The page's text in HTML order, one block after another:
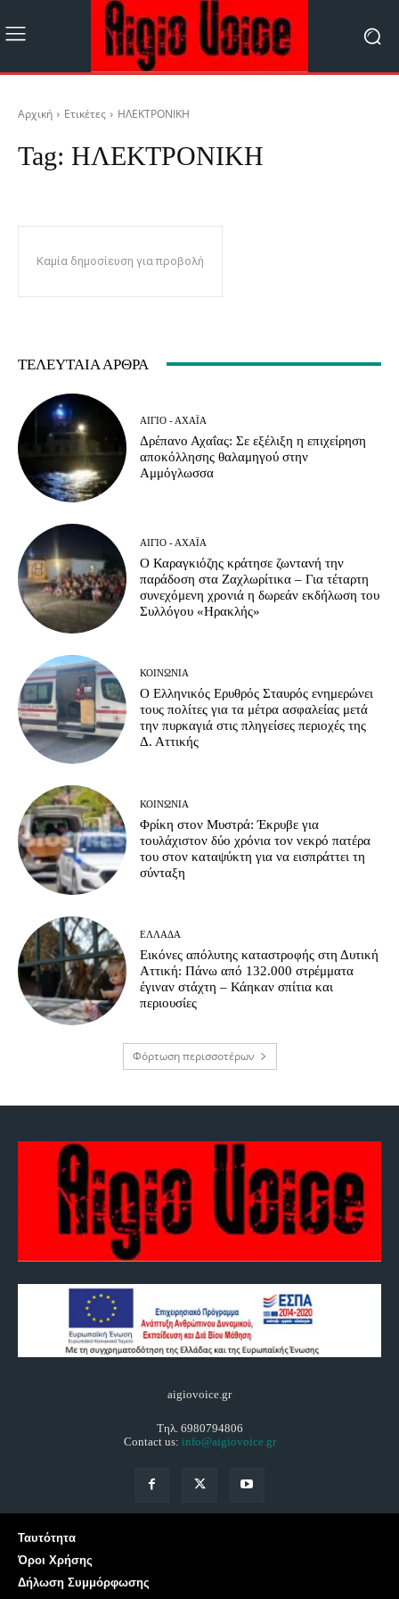
Αρχική Ετικέτες ΗΛΕΚΤΡΟΝΙΚΗ
Tag: ΗΛΕΚΤΡΟΝΙΚΗ
Καμία δημοσίευση για προβολή
ΤΕΛΕΥΤΑΊΑ ΆΡΘΡΑ
ΑΊΓΙΟ - ΑΧΑΪ́Α
Δρέπανο Αχαΐας: Σε εξέλιξη η επιχείρηση
αποκόλλησης θαλαμηγού στην
Αμμόγλωσσα
ΑΊΓΙΟ - ΑΧΑΪ́Α
Ο Καραγκιόζης κράτησε ζωντανή την
παράδοση στα Ζαχλωρίτικα – Για τέταρτη
συνεχόμενη χρονιά η δωρεάν εκδήλωση του
Συλλόγου «Ηρακλής»
ΚΟΙΝΩΝΊΑ
Ο Ελληνικός Ερυθρός Σταυρός ενημερώνει
τους πολίτες για τα μέτρα ασφαλείας μετά
την πυρκαγιά στις πληγείσες περιοχές της
Δ. Αττικής
ΚΟΙΝΩΝΊΑ
Φρίκη στον Μυστρά: Έκρυβε για
τουλάχιστον δύο χρόνια τον νεκρό πατέρα
του στον καταψύκτη για να εισπράττει τη
σύνταξη
ΕΛΛΆΔΑ
Εικόνες απόλυτης καταστροφής στη Δυτική
Αττική: Πάνω από 132.000 στρέμματα
έγιναν στάχτη – Κάηκαν σπίτια και
περιουσίες
Φόρτωση περισσοτέρων
aigiovoice.gr
Τηλ. 6980794806
Contact us: info@aigiovoice.gr
Ταυτότητα
Όροι Χρήσης
Δήλωση Συμμόρφωσης